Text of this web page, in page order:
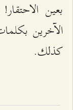
بعين
الآخرين
كذلك.